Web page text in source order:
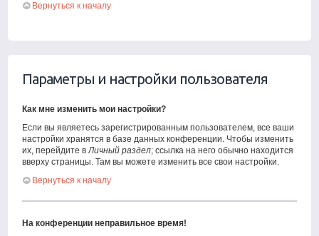
Вернуться к началу
Параметры и настройки пользователя
Как мне изменить мои настройки?
Если вы являетесь зарегистрированным пользователем, все ваши
настройки хранятся в базе данных конференции. Чтобы изменить
их, перейдите вЛичный раздел; ссылка на него обычно находится
вверху страницы. Там вы можете изменить все свои настройки.
Вернуться к началу
На конференции неправильное время!